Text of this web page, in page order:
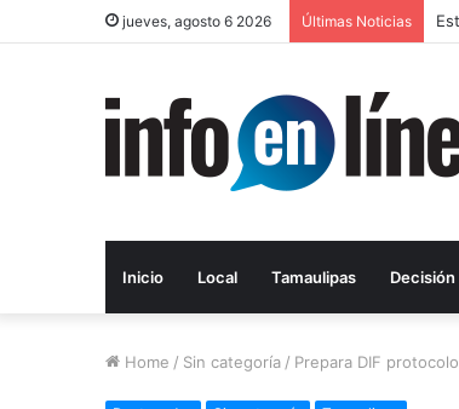
jueves, agosto 6 2026 Últimas Noticias
Inicio Local Tamaulipas
Home / Sin categoría / Prepara DIF